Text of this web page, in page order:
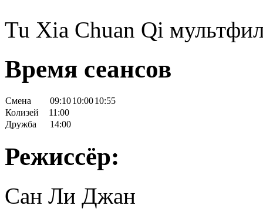
Tu Xia Chuan Qi
Время сеансов
Смена 09:1010:0010:55
Колизей
11:00
Дружба
14:00
Режиссёр:
Cан Ли Джан